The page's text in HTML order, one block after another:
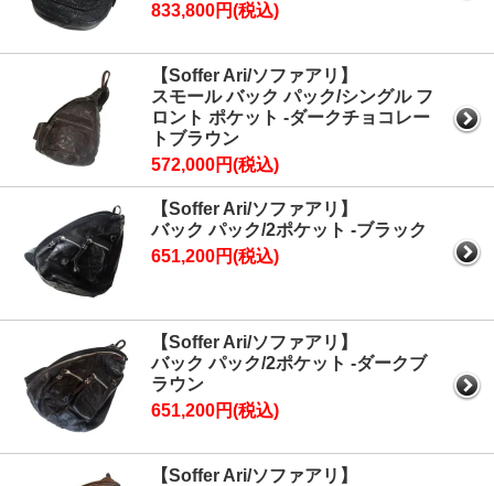
833,800円(税込)
【Soffer Ari/ソファアリ】
スモール バック パック/シングル フ
ロント ポケット -ダークチョコレー
トブラウン
572,000円(税込)
【Soffer Ari/ソファアリ】
バック パック/2ポケット -ブラック
651,200円(税込)
【Soffer Ari/ソファアリ】
バック パック/2ポケット -ダークブ
ラウン
651,200円(税込)
【Soffer Ari/ソファアリ】